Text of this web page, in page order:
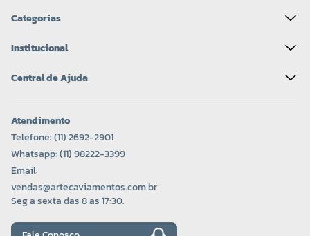
Categorias
Institucional
Central de Ajuda
Atendimento
Telefone: (11) 2692-2901
Whatsapp: (11) 98222-3399
Email:
vendas@artecaviamentos.com.br
Seg a sexta das 8 as 17:30.